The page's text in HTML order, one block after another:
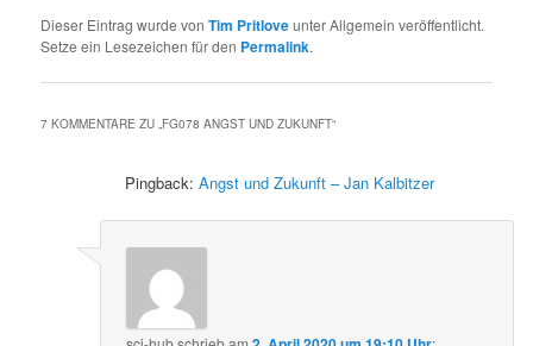
Dieser Eintrag wurde vonTim Pritloveunter Allgemein veröffentlicht.
Setze ein Lesezeichen für den Permalink.
7 KOMMENTARE ZU „FG078 ANGST UND ZUKUNFT“
Pingback:Angst und Zukunft – Jan Kalbitzer